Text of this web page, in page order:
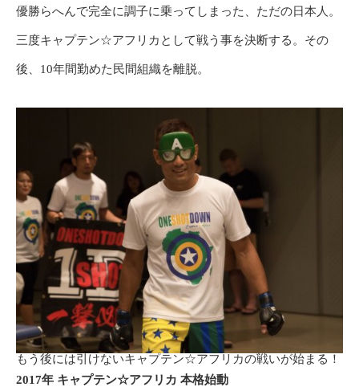
優勝らへんで完全に調子に乗ってしまった、ただの日本人。
三度キャプテン☆アフリカとして戦う事を決断する。その
後、 10年間勤めた民間組織を離脱。
もう後には引けないキャプテン☆アフリカの戦いが始まる！
2017年 キャプテン☆アフリカ 本格始動